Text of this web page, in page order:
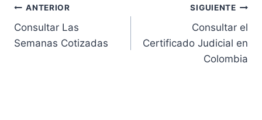
Navegación
de
ANTERIOR
Consultar Las
Semanas Cotizadas
SIGUIENTE
Consultar el
Certificado Judicial en
Colombia